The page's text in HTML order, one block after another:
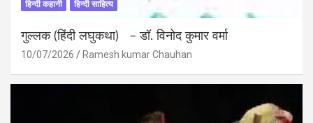
हिन्दी कहानी हिन्दी साहित्य
गुल्लक (हिंदी लघुकथा) – डॉ. विनोद कुमार वर्मा
10/07/2026 Ramesh kumar Chauhan